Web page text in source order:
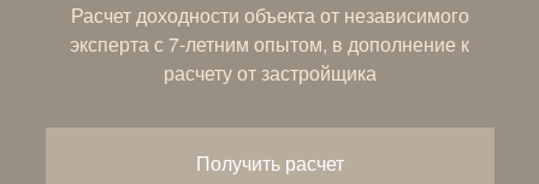
Расчет доходности объекта от независимого
эксперта с 7-летним опытом, в дополнение к
расчету от застройщика
Получить расчет